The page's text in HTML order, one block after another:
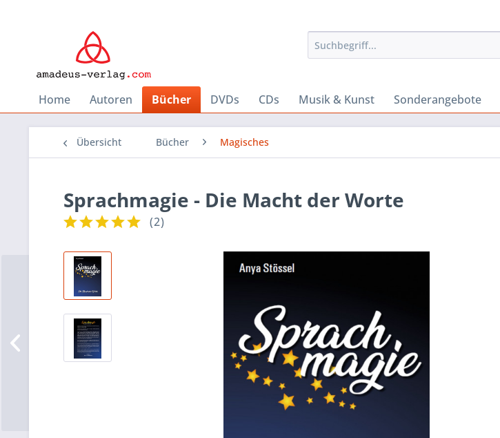
Home Autoren Bücher DVDs CDs Musik & Kunst Sonderangebote
Übersicht Bücher Magisches
Sprachmagie - Die Macht der Worte
(2)